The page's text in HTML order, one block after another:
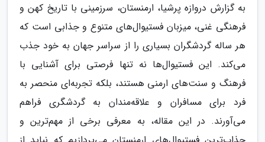
به گزارش دروازه پرشیا، ارمنستان، سرزمینی با تاریخ کهن و
فرهنگی غنی، میزبان فستیوال‌های متنوع و جذابی است که
هر ساله گردشگران بسیاری را از سراسر جهان به خود جذب
می‌کند. این فستیوال‌ها نه تنها فرصتی برای آشنایی با
فرهنگ و سنت‌های ارمنی هستند، بلکه تجربه‌ای منحصر به
فرد برای مسافران و علاقه‌مندان به گردشگری فراهم
می‌آورند. در این مقاله، به معرفی برخی از مهم‌ترین و